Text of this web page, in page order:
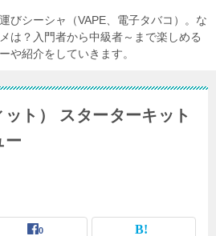
びシーシャ（VAPE、電子タバコ）。な
は？入門者から中級者～まで楽しめる
や紹介をしていきます。
ト） スターターキット
ー
0